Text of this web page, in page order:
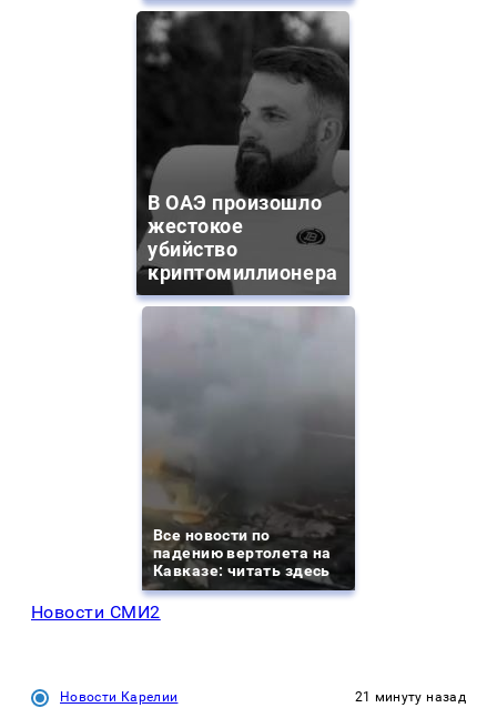
В ОАЭ произошло
жестокое
убийство
криптомиллионера
Все новости по
падению вертолета на
Кавказе: читать здесь
Новости СМИ2
Новости Карелии 21 минуту назад